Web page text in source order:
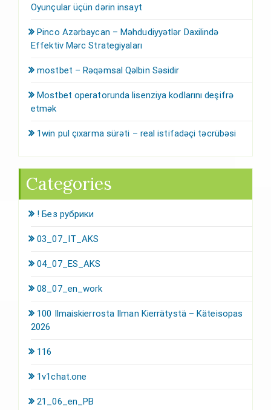
Oyunçular üçün dərin insayt
Pinco Azərbaycan – Məhdudiyyətlər Daxilində
Effektiv Mərc Strategiyaları
mostbet – Rəqəmsal Qəlbin Səsidir
Mostbet operatorunda lisenziya kodlarını deşifrə
etmək
1win pul çıxarma sürəti – real istifadəçi təcrübəsi
Categories
! Без рубрики
03_07_IT_AKS
04_07_ES_AKS
08_07_en_work
100 Ilmaiskierrosta Ilman Kierrätystä – Käteisopas
2026
116
1v1chat.one
21_06_en_PB